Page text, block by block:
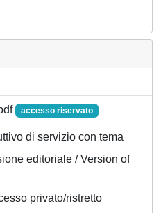
accesso riservato
di servizio con tema
editoriale / Version of
privato/ristretto